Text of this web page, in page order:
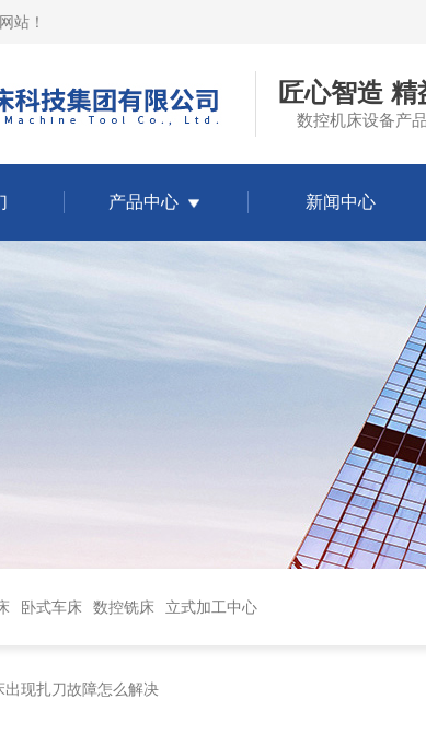
站 ！
匠心智造 精
数控机床设备产
产品中心 新闻中心
卧式车床 数控铣床 立式加工中心
出现扎刀故障怎么解决